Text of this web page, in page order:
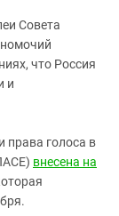
Совета
что Россия
и
права голоса в
внесена на